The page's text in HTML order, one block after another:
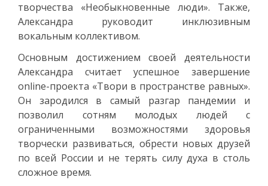
творчества «Необыкновенные люди». Также,
Александра руководит инклюзивным
вокальным коллективом.
Основным достижением своей деятельности
Александра считает успешное завершение
online-проекта «Твори в пространстве равных».
Он зародился в самый разгар пандемии и
позволил сотням молодых людей с
ограниченными возможностями здоровья
творчески развиваться, обрести новых друзей
по всей России и не терять силу духа в столь
сложное время.